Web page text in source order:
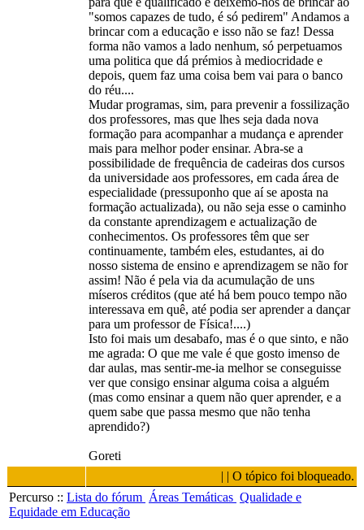
"somos capazes de tudo, é só pedirem" Andamos a
brincar com a educação e isso não se faz! Dessa
forma não vamos a lado nenhum, só perpetuamos
uma politica que dá prémios à mediocridade e
depois, quem faz uma coisa bem vai para o banco
do réu....
Mudar programas, sim, para prevenir a fossilização
dos professores, mas que lhes seja dada nova
formação para acompanhar a mudança e aprender
mais para melhor poder ensinar. Abra-se a
possibilidade de frequência de cadeiras dos cursos
da universidade aos professores, em cada área de
especialidade (pressuponho que aí se aposta na
formação actualizada), ou não seja esse o caminho
da constante aprendizagem e actualização de
conhecimentos. Os professores têm que ser
continuamente, também eles, estudantes, ai do
nosso sistema de ensino e aprendizagem se não for
assim! Não é pela via da acumulação de uns
míseros créditos (que até há bem pouco tempo não
interessava em quê, até podia ser aprender a dançar
para um professor de Física!....)
Isto foi mais um desabafo, mas é o que sinto, e não
me agrada: O que me vale é que gosto imenso de
dar aulas, mas sentir-me-ia melhor se conseguisse
ver que consigo ensinar alguma coisa a alguém
(mas como ensinar a quem não quer aprender, e a
quem sabe que passa mesmo que não tenha
aprendido?)
Goreti
| | O tópico foi bloqueado.
Percurso :: Lista do fórum Áreas Temáticas Qualidade e
Equidade em Educação